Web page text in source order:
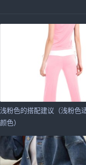
浅粉色的搭配建议（浅粉色
颜色）